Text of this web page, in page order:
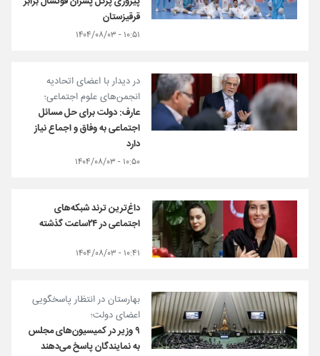
قرقیزستان
۱۰:۵۱ - ۱۴۰۴/۰۸/۰۳
در دیدار با اعضای اتحادیه
انجمن‌های علوم اجتماعی؛
عارف: دولت برای حل مسائل
اجتماعی به وفاق و اجماع نیاز
دارد
۱۰:۵۰ - ۱۴۰۴/۰۸/۰۳
داغ‌ترین‌ ترند شبکه‌های
اجتماعی در ۲۴ساعت گذشته
۱۰:۴۱ - ۱۴۰۴/۰۸/۰۳
بهارستان در انتظار پاسخگویی
اعضای دولت؛
۹ وزیر در کمیسیون‌های مجلس
به نمایندگان پاسخ می‌دهند